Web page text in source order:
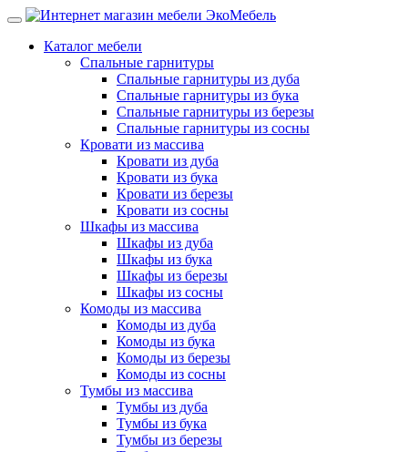
Каталог мебели
Спальные гарнитуры
Спальные гарнитуры из дуба
Спальные гарнитуры из бука
Спальные гарнитуры из березы
Спальные гарнитуры из сосны
Кровати из массива
Кровати из дуба
Кровати из бука
Кровати из березы
Кровати из сосны
Шкафы из массива
Шкафы из дуба
Шкафы из бука
Шкафы из березы
Шкафы из сосны
Комоды из массива
Комоды из дуба
Комоды из бука
Комоды из березы
Комоды из сосны
Тумбы из массива
Тумбы из дуба
Тумбы из бука
Тумбы из березы